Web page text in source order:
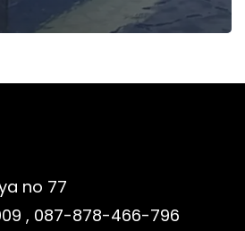
no 77
, 087-878-466-796